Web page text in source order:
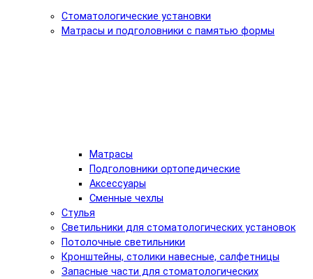
Стоматологические установки
Матрасы и подголовники с памятью формы
Матрасы
Подголовники ортопедические
Аксессуары
Сменные чехлы
Стулья
Светильники для стоматологических установок
Потолочные светильники
Кронштейны, столики навесные, салфетницы
Запасные части для стоматологических